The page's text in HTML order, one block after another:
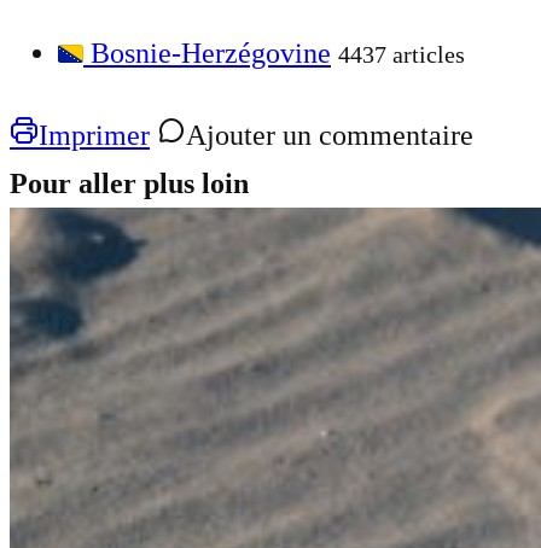
Bosnie-Herzégovine 4437 articles
Imprimer
Ajouter un commentaire
Pour aller plus loin